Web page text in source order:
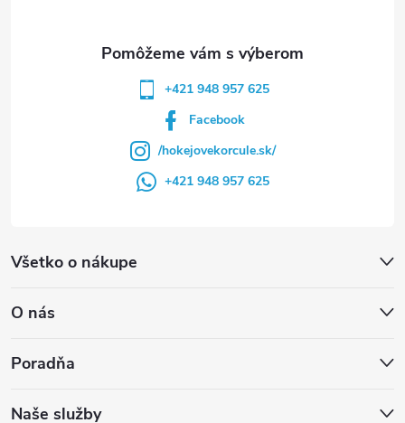
Všetko o nákupe
O nás
Poradňa
Naše služby
+421 948 957 625
Facebook
/hokejovekorcule.sk/
+421 948 957 625